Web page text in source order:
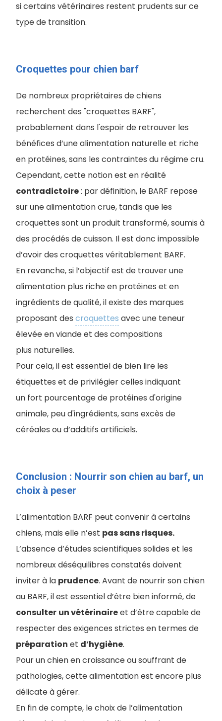
si certains vétérinaires restent prudents sur ce
type de transition.
Croquettes pour chien barf
De nombreux propriétaires de chiens
recherchent des "croquettes BARF",
probablement dans l'espoir de retrouver les
bénéfices d’une alimentation naturelle et riche
en protéines, sans les contraintes du régime cru.
Cependant, cette notion est en réalité
contradictoire: par définition, le BARF repose
sur une alimentation crue, tandis que les
croquettes sont un produit transformé, soumis à
des procédés de cuisson. Il est donc impossible
d’avoir des croquettes véritablement BARF.
En revanche, si l’objectif est de trouver une
alimentation plus riche en protéines et en
ingrédients de qualité, il existe des marques
proposant des croquettes avec une teneur
élevée en viande et des compositions
plus naturelles.
Pour cela, il est essentiel de bien lire les
étiquettes et de privilégier celles indiquant
un fort pourcentage de protéines d'origine
animale, peu d'ingrédients, sans excès de
céréales ou d’additifs artificiels.
Conclusion : Nourrir son chien au barf, un
choix à peser
L’alimentation BARF peut convenir à certains
chiens, mais elle n’est pas sans risques.
L’absence d’études scientifiques solides et les
nombreux déséquilibres constatés doivent
inviter à la prudence. Avant de nourrir son chien
au BARF, il est essentiel d’être bien informé, de
consulter un vétérinaireet d’être capable de
respecter des exigences strictes en termes de
préparation et d’hygiène.
Pour un chien en croissance ou souffrant de
pathologies, cette alimentation est encore plus
délicate à gérer.
En fin de compte, le choix de l’alimentation